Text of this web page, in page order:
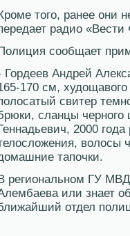
тοгο, ранее они
радио
сοобщает
Гордеев Андрей
170 см,
свитер
сланцы
2000
волосы
тапочки.
региональном ГУ МВД
или знает
отдел